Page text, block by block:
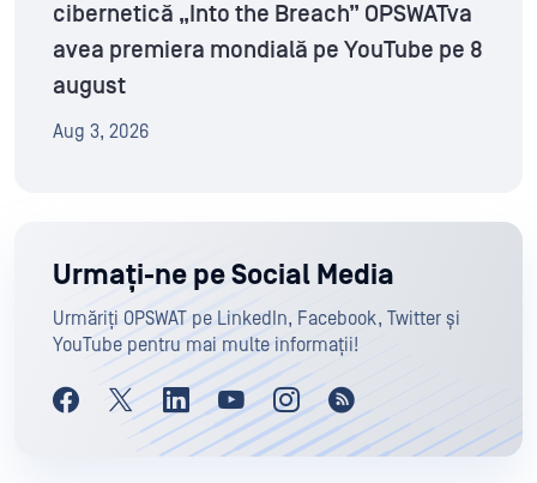
cibernetică „Into the Breach” OPSWATva
avea premiera mondială pe YouTube pe 8
august
Aug 3, 2026
Urmați-ne pe Social Media
Urmăriți OPSWAT pe LinkedIn, Facebook, Twitter și
YouTube pentru mai multe informații!